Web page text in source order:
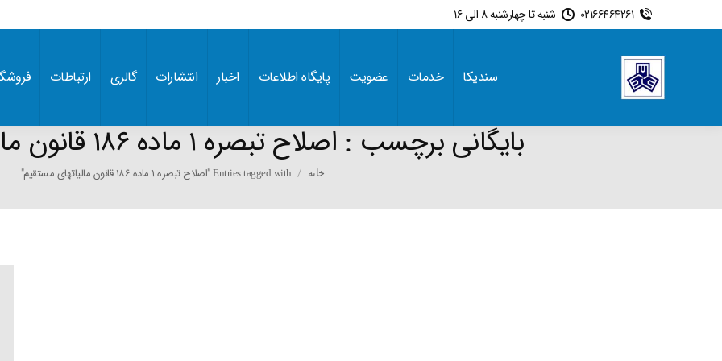
02166464261 شنبه تا چهارشنبه 8 الی 16
سندیکا خدمات عضویت پایگاه اطلاعات اخبار انتشارات گالری ارتباطات
بایگانی برچسب : اصلاح تبصره 1 ماده 186 قانون مالیاتهای مستقیم
You are here:
خانه Entries tagged with "اصلاح تبصره 1 ماده 186 قانون مالیاتهای مستقیم"